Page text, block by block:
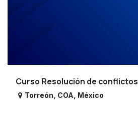
Curso Resolución de conflictos
Torreón COA México